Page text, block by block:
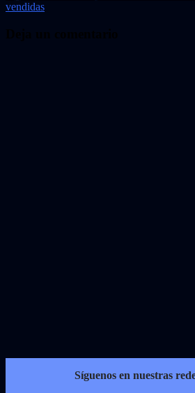
entradas
vendidas
Síguenos en nuestras